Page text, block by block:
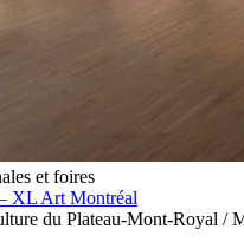
et foires
XL Art Montréal
du Plateau-Mont-Royal /